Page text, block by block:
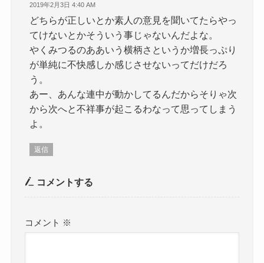
2019年2月3日 4:40 AM
どちらが正しいとか素人の意見を聞いてたらやっ
てけないとかそういう事じゃないんだよな。
やくみつるのああいう横柄さというか増長っぷり
が単純に不快感しか感じさせないってだけだろ
う。
あー、あんな連中が動かしてるんだからそりゃ次
から次へと不祥事が起こるわなって思ってしまう
よ。
返信
コメントする
コメント ※